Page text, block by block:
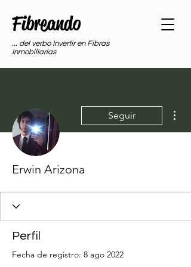
Fibreando
... del verbo Invertir en Fibras
Inmobiliarias
Seguir
Erwin Arizona
Perfil
Fecha de registro: 8 ago 2022